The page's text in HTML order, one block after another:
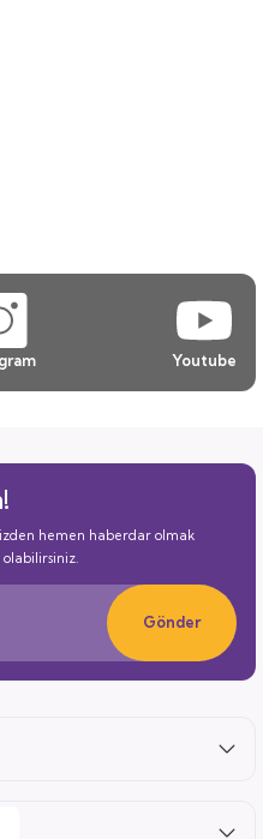
Youtube
hemen haberdar olmak
Gönder